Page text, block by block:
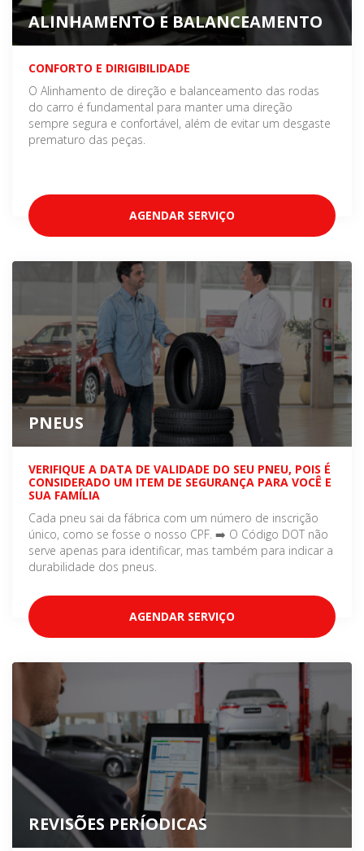
ALINHAMENTO E BALANCEAMENTO
CONFORTO E DIRIGIBILIDADE
O Alinhamento de direção e balanceamento das rodas
do carro é fundamental para manter uma direção
sempre segura e confortável, além de evitar um desgaste
prematuro das peças.
AGENDAR SERVIÇO
PNEUS
VERIFIQUE A DATA DE VALIDADE DO SEU PNEU, POIS É
CONSIDERADO UM ITEM DE SEGURANÇA PARA VOCÊ E
SUA FAMÍLIA
Cada pneu sai da fábrica com um número de inscrição
único, como se fosse o nosso CPF. ➡️ O Código DOT não
serve apenas para identificar, mas também para indicar a
durabilidade dos pneus.
AGENDAR SERVIÇO
REVISÕES PERÍODICAS